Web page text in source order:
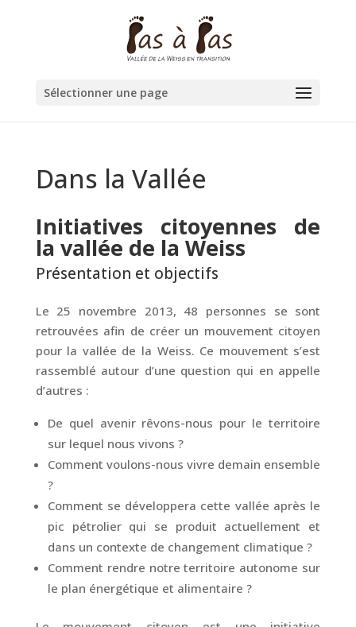
Sélectionner une page
Dans la Vallée
Initiatives citoyennes de
la vallée de la Weiss
Présentation et objectifs
Le 25 novembre 2013, 48 personnes se sont
retrouvées afin de créer un mouvement citoyen
pour la vallée de la Weiss. Ce mouvement s’est
rassemblé autour d’une question qui en appelle
d’autres :
De quel avenir rêvons-nous pour le territoire
sur lequel nous vivons ?
Comment voulons-nous vivre demain ensemble
?
Comment se développera cette vallée après le
pic pétrolier qui se produit actuellement et
dans un contexte de changement climatique ?
Comment rendre notre territoire autonome sur
le plan énergétique et alimentaire ?